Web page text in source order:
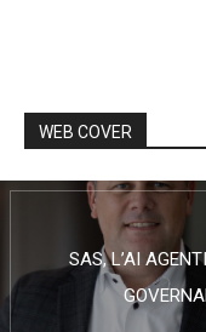
WEB COVER
SAS, L’AI